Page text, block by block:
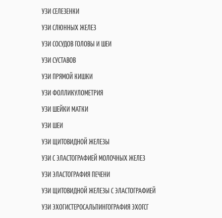
УЗИ СЕЛЕЗЕНКИ
УЗИ СЛЮННЫХ ЖЕЛЕЗ
УЗИ СОСУДОВ ГОЛОВЫ И ШЕИ
УЗИ СУСТАВОВ
УЗИ ПРЯМОЙ КИШКИ
УЗИ ФОЛЛИКУЛОМЕТРИЯ
УЗИ ШЕЙКИ МАТКИ
УЗИ ШЕИ
УЗИ ЩИТОВИДНОЙ ЖЕЛЕЗЫ
УЗИ С ЭЛАСТОГРАФИЕЙ МОЛОЧНЫХ ЖЕЛЕЗ
УЗИ ЭЛАСТОГРАФИЯ ПЕЧЕНИ
УЗИ ЩИТОВИДНОЙ ЖЕЛЕЗЫ С ЭЛАСТОГРАФИЕЙ
УЗИ ЭХОГИСТЕРОСАЛЬПИНГОГРАФИЯ ЭХОГСГ